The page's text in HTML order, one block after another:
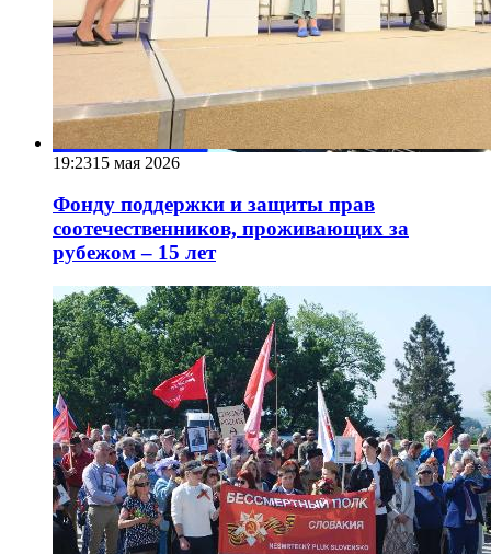
19:2315 мая 2026
Фонду поддержки и защиты прав
соотечественников, проживающих за
рубежом – 15 лет